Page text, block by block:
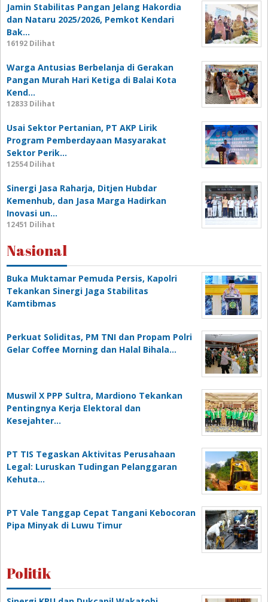
Jamin Stabilitas Pangan Jelang Hakordia
dan Nataru 2025/2026, Pemkot Kendari
Bak…
16192 Dilihat
Warga Antusias Berbelanja di Gerakan
Pangan Murah Hari Ketiga di Balai Kota
Kend…
12833 Dilihat
Usai Sektor Pertanian, PT AKP Lirik
Program Pemberdayaan Masyarakat
Sektor Perik…
12554 Dilihat
Sinergi Jasa Raharja, Ditjen Hubdar
Kemenhub, dan Jasa Marga Hadirkan
Inovasi un…
12451 Dilihat
Nasional
Buka Muktamar Pemuda Persis, Kapolri
Tekankan Sinergi Jaga Stabilitas
Kamtibmas
Perkuat Soliditas, PM TNI dan Propam Polri
Gelar Coffee Morning dan Halal Bihala…
Muswil X PPP Sultra, Mardiono Tekankan
Pentingnya Kerja Elektoral dan
Kesejahter…
PT TIS Tegaskan Aktivitas Perusahaan
Legal: Luruskan Tudingan Pelanggaran
Kehuta…
PT Vale Tanggap Cepat Tangani Kebocoran
Pipa Minyak di Luwu Timur
Politik